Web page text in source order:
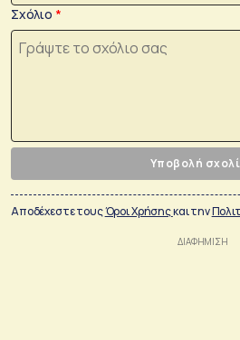
Σχόλιο
Υποβολή
Αποδέχεστε τουςΌροι Χρήσηςκαι την